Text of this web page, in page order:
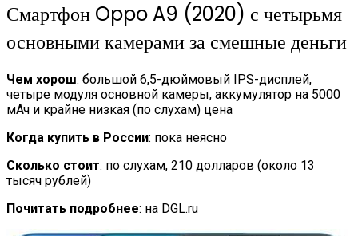
Смартфон Oppo A9 (2020) с четырьмя
основными камерами за смешные деньги
Чем хорош: большой 6,5-дюймовый IPS-дисплей,
четыре модуля основной камеры, аккумулятор на 5000
мАч и крайне низкая (по слухам) цена
Когда купить в России: пока неясно
Сколько стоит: по слухам, 210 долларов (около 13
тысяч рублей)
Почитать подробнее: на DGL.ru